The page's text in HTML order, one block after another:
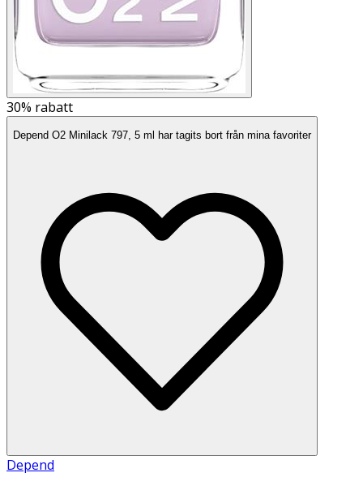
30% rabatt
Depend O2 Minilack 797, 5 ml har tagits bort från mina favoriter
Depend